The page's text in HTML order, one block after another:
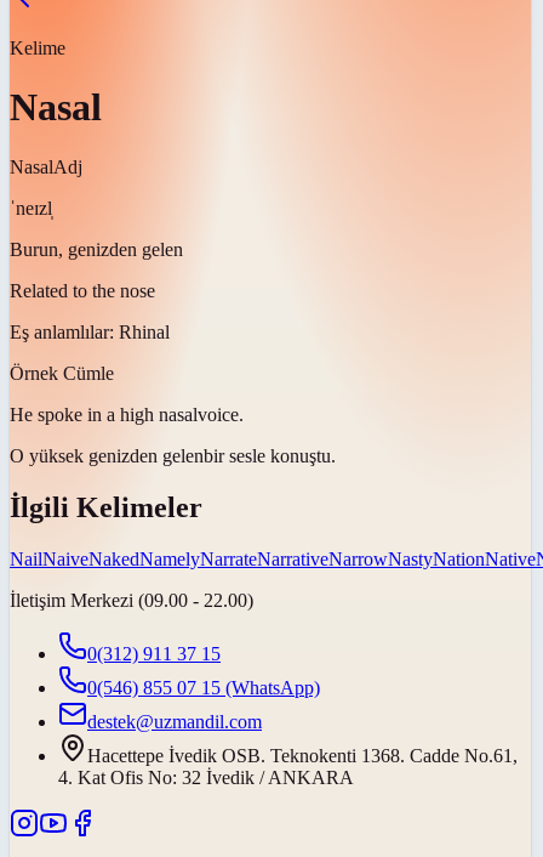
Kelime
Nasal
NasalAdj
ˈneɪzl̩
Burun, genizden gelen
Related to the nose
Eş anlamlılar: Rhinal
Örnek Cümle
He spoke in a high nasalvoice.
O yüksek genizden gelenbir sesle konuştu.
İlgili Kelimeler
NailNaiveNakedNamelyNarrateNarrativeNarrowNastyNationNative
İletişim Merkezi (09.00 - 22.00)
0(312) 911 37 15
0(546) 855 07 15 (WhatsApp)
destek@uzmandil.com
Hacettepe İvedik OSB. Teknokenti 1368. Cadde No.61,
4. Kat Ofis No: 32 İvedik / ANKARA